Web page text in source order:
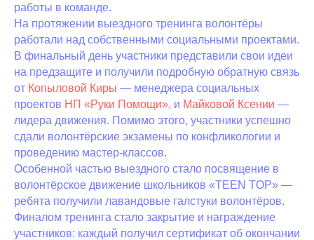
работы в команде.
На протяжении выездного тренинга волонтёры
работали над собственными социальными проектами.
В финальный день участники представили свои идеи
на предзащите и получили подробную обратную связь
от Копыловой Киры — менеджера социальных
проектов НП «Руки Помощи», и Майковой Ксении —
лидера движения. Помимо этого, участники успешно
сдали волонтёрские экзамены по конфликологии и
проведению мастер-классов.
Особенной частью выездного стало посвящение в
волонтёрское движение школьников «TEEN TOP» —
ребята получили лавандовые галстуки волонтёров.
Финалом тренинга стало закрытие и награждение
участников: каждый получил сертификат об окончании